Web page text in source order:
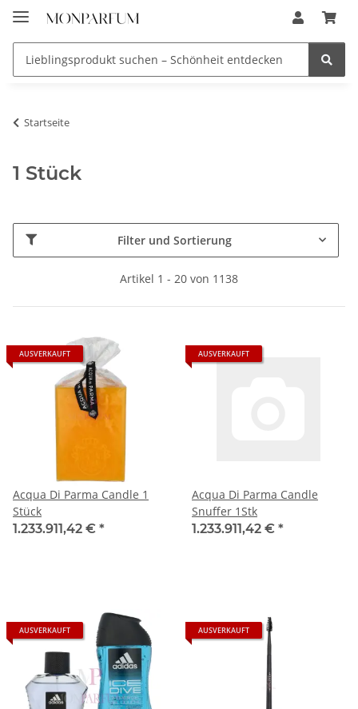
Startseite
1 Stück
Filter und Sortierung
Artikel 1 - 20 von 1138
AUSVERKAUFT
Acqua Di Parma Candle 1
Stück
1.233.911,42 € *
AUSVERKAUFT
Acqua Di Parma Candle
Snuffer 1Stk
1.233.911,42 € *
AUSVERKAUFT AUSVERKAUFT